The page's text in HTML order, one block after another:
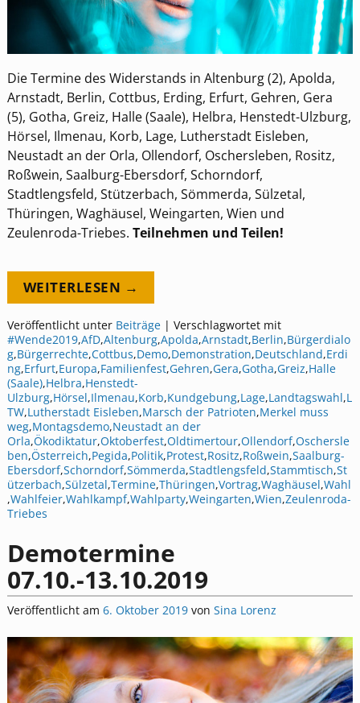
Die Termine des Widerstands in Altenburg (2), Apolda,
Arnstadt, Berlin, Cottbus, Erding, Erfurt, Gehren, Gera
(5), Gotha, Greiz, Halle (Saale), Helbra, Henstedt-Ulzburg,
Hörsel, Ilmenau, Korb, Lage, Lutherstadt Eisleben,
Neustadt an der Orla, Ollendorf, Oschersleben, Rositz,
Roßwein, Saalburg-Ebersdorf, Schorndorf,
Stadtlengsfeld, Stützerbach, Sömmerda, Sülzetal,
Thüringen, Waghäusel, Weingarten, Wien und
Zeulenroda-Triebes. Teilnehmen und Teilen!
WEITERLESEN →
Veröffentlicht unter Beiträge| Verschlagwortet mit
#Wende2019,AfD,Altenburg,Apolda,Arnstadt,Berlin,Bürgerdialo
g,Bürgerrechte,Cottbus,Demo,Demonstration,Deutschland,Erdi
ng,Erfurt,Europa,Familienfest,Gehren,Gera,Gotha,Greiz,Halle
(Saale),Helbra,Henstedt-
Ulzburg,Hörsel,Ilmenau,Korb,Kundgebung,Lage,Landtagswahl,L
TW,Lutherstadt Eisleben,Marsch der Patrioten,Merkel muss
weg,Montagsdemo,Neustadt an der
Orla,Ökodiktatur,Oktoberfest,Oldtimertour,Ollendorf,Oschersle
ben,Österreich,Pegida,Politik,Protest,Rositz,Roßwein,Saalburg-
Ebersdorf,Schorndorf,Sömmerda,Stadtlengsfeld,Stammtisch,St
ützerbach,Sülzetal,Termine,Thüringen,Vortrag,Waghäusel,Wahl
,Wahlfeier,Wahlkampf,Wahlparty,Weingarten,Wien,Zeulenroda-
Triebes
Demotermine
07.10.-13.10.2019
Veröffentlicht am 6. Oktober 2019 von Sina Lorenz